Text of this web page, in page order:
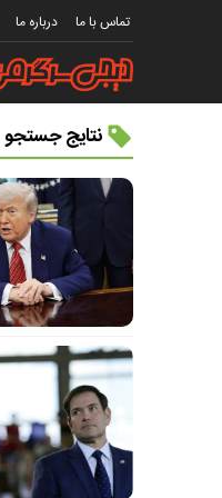
تماس با ما درباره ما
نتایج جستجو